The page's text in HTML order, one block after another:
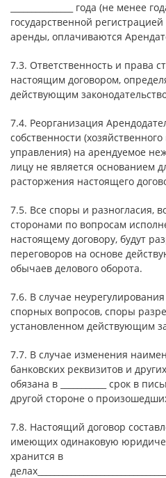
_______________ года (не менее
государственной
аренды, оплачиваются
7.3. Ответственность и права
настоящим договором,
действующим
7.4. Реорганизация
собственности
управления) на арендуемое
лицу не является основанием
расторжения настоящего
7.5. Все споры и разногласия,
сторонами по вопросам
настоящему договору, будут
переговоров на основе
обычаев делового оборота.
7.6. В случае
спорных вопросов, споры
установленном действующим
7.7. В случае изменения
банковских реквизитов и
обязана в ___________ срок в
другой стороне о
7.8. Настоящий договор
имеющих одинаковую
хранится в